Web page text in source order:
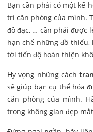
Bạn cần phải có một kế
trí căn phòng của mình.
đồ đạc, … cần phải được
hạn chế những đồ
tới tiến độ hoàn thiện
Hy vọng những cách
sẽ giúp bạn cụ thể hóa
căn phòng của mình.
trong không gian đẹp